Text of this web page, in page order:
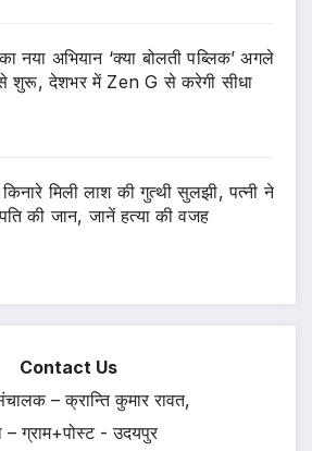
नया अभियान ‘क्या बोलती पब्लिक’ अगले
शुरू, देशभर में Zen G से करेगी सीधा
किनारे मिली लाश की गुत्थी सुलझी, पत्नी ने
की जान, जानें हत्या की वजह
Contact Us
– क्रान्ति कुमार रावत,
– ग्राम+पोस्ट - उदयपुर